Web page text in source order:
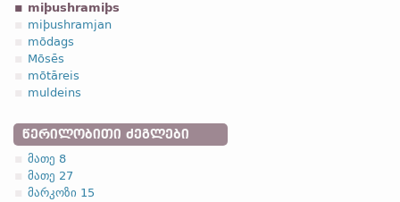
miþushramiþs
miþushramjan
mōdags
Mōsēs
mōtāreis
muldeins
ᲬᲔᲠᲘᲚᲝᲑᲘᲗᲘ ᲫᲔᲒᲚᲔᲑᲘ
მათე 8
მათე 27
მარკოზი 15